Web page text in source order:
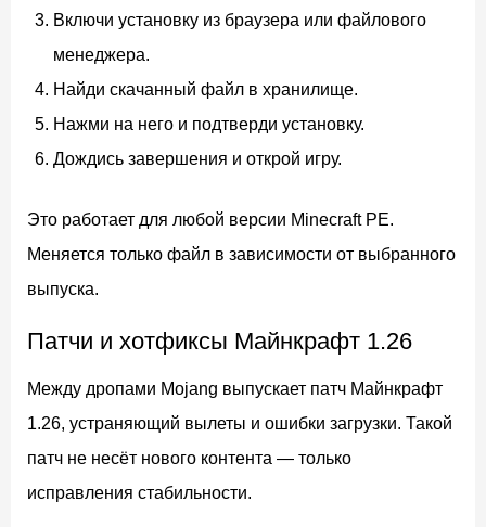
Включи установку из браузера или файлового
менеджера.
Найди скачанный файл в хранилище.
Нажми на него и подтверди установку.
Дождись завершения и открой игру.
Это работает для любой версии Minecraft PE.
Меняется только файл в зависимости от выбранного
выпуска.
Патчи и хотфиксы Майнкрафт 1.26
Между дропами Mojang выпускает патч Майнкрафт
1.26, устраняющий вылеты и ошибки загрузки. Такой
патч не несёт нового контента — только
исправления стабильности.